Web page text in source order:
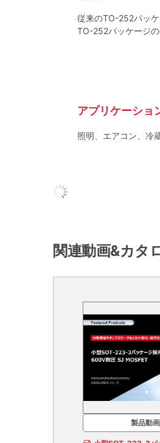
従来のTO-252パッ
TO-252パッケージ
アプリケーショ
照明、エアコン、冷
関連動画&カタ
製品動